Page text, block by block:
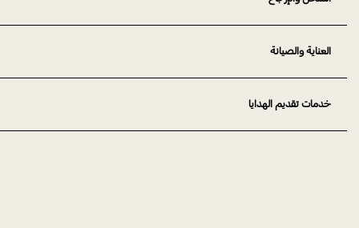
العناية والصيانة
خدمات تقديم الهدايا